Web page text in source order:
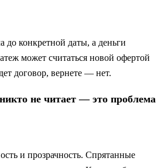
до конкретной даты, а деньги
может считаться новой офертой
договор, вернете — нет.
не читает — это проблема
и прозрачность. Спрятанные